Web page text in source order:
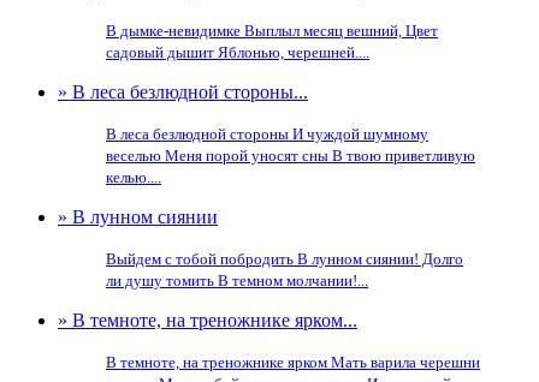
В дымке-невидимке Выплыл месяц вешний, Цвет
садовый дышит Яблонью, черешней....
» В леса безлюдной стороны...
В леса безлюдной стороны И чуждой шумному
веселью Меня порой уносят сны В твою приветливую
келью....
» В лунном сиянии
Выйдем с тобой побродить В лунном сиянии! Долго
ли душу томить В темном молчании!...
» В темноте, на треножнике ярком...
В темноте, на треножнике ярком Мать варила черешни